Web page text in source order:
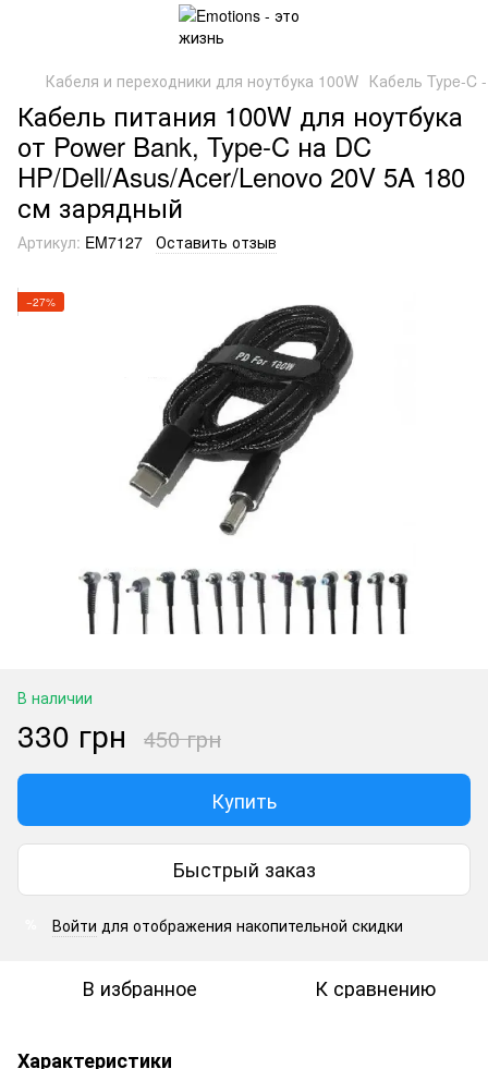
Кабеля и переходники для ноутбука 100W Кабель Type-C
Кабель питания 100W для ноутбука
от Power Bank, Type-C на DC
HP/Dell/Asus/Acer/Lenovo 20V 5A 180
см зарядный
Артикул: EM7127 Оставить отзыв
−27%
В наличии
330 грн 450 грн
Купить
Быстрый заказ
Войти для отображения накопительной скидки
В избранное К сравнению
Характеристики